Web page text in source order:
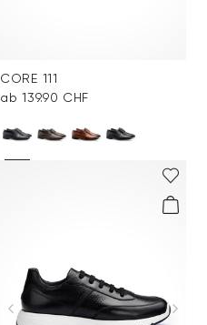
CORE 111
ab 139.90 CHF